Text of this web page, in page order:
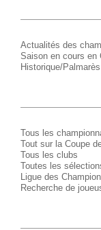
Actualités des
Saison en cours en
Historique/Palmarès
Tous les
Tout sur la Coupe
Tous les clubs
Toutes les
Ligue des
Recherche de